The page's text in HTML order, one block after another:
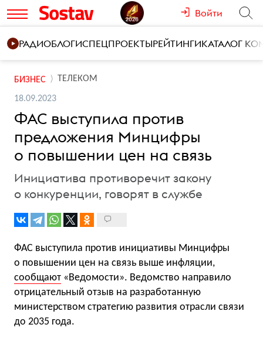
Войти
РАДИОБЛОГИСПЕЦПРОЕКТЫРЕЙТИНГИКАТАЛОГ
БИЗНЕС ТЕЛЕКОМ
18.09.2023
ФАС выступила против
предложения Минцифры
о повышении цен на связь
Инициатива противоречит закону
о конкуренции, говорят в службе
ФАС выступила против инициативы Минцифры
о повышении цен на связь выше инфляции,
сообщают «Ведомости». Ведомство направило
отрицательный отзыв на разработанную
министерством стратегию развития отрасли связи
до 2035 года.